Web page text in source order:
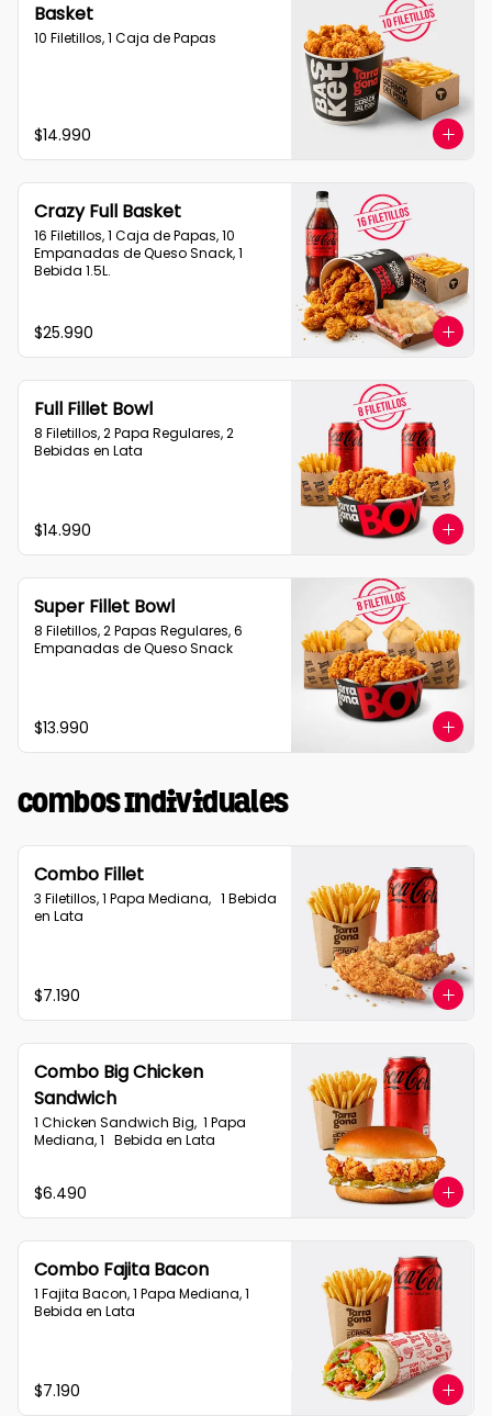
Basket
10 Filetillos, 1 Caja de Papas
$14.990
Crazy Full Basket
16 Filetillos, 1 Caja de Papas, 10
Empanadas de Queso Snack, 1
Bebida 1.5L.
$25.990
Full Fillet Bowl
8 Filetillos, 2 Papa Regulares, 2
Bebidas en Lata
$14.990
Super Fillet Bowl
8 Filetillos, 2 Papas Regulares, 6
Empanadas de Queso Snack
$13.990
Combos Individuales
Combo Fillet
3 Filetillos, 1 Papa Mediana,   1 Bebida
en Lata
$7.190
Combo Big Chicken
Sandwich
1 Chicken Sandwich Big,  1 Papa
Mediana, 1   Bebida en Lata
$6.490
Combo Fajita Bacon
1 Fajita Bacon, 1 Papa Mediana, 1
Bebida en Lata
$7.190